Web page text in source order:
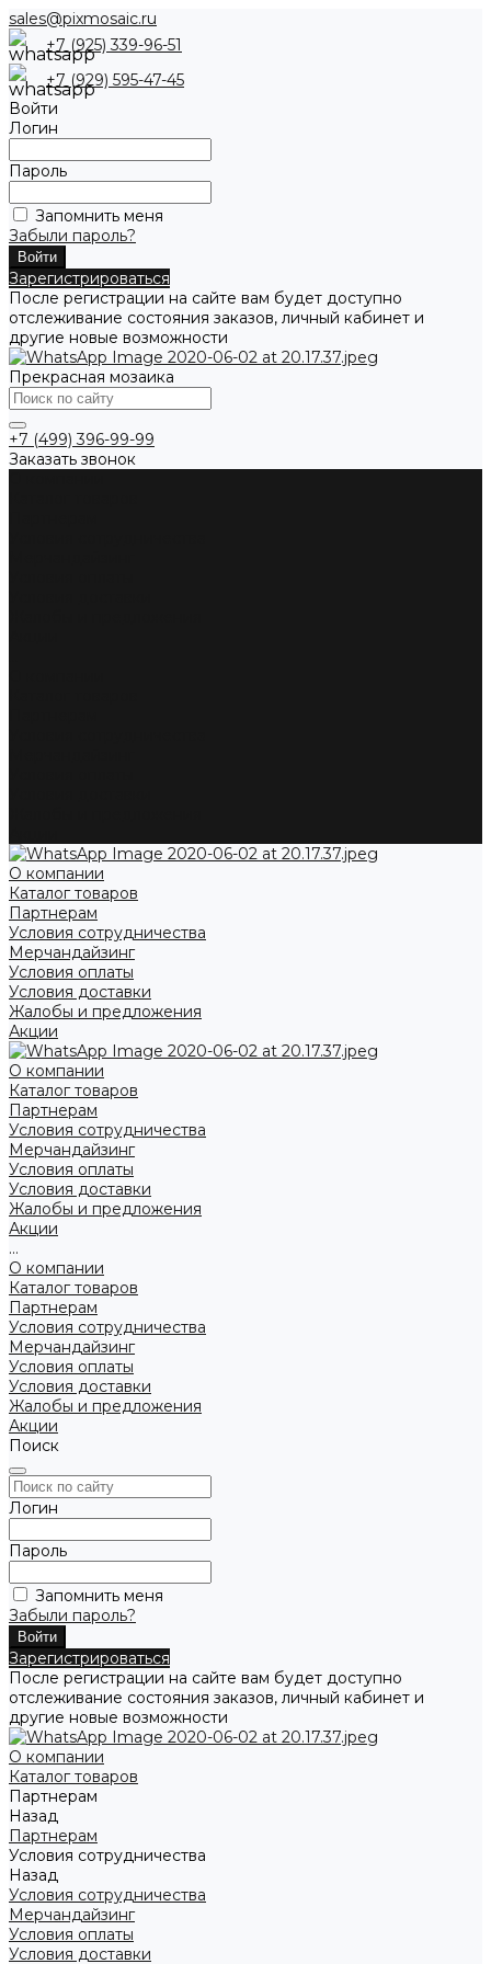
sales@pixmosaic.ru
+7 (925) 339-96-51
+7 (929) 595-47-45
Войти
Логин
Пароль
Запомнить меня
Забыли пароль?
Зарегистрироваться
После регистрации на сайте вам будет доступно
отслеживание состояния заказов, личный кабинет и
другие новые возможности
Прекрасная мозаика
+7 (499) 396-99-99
Заказать звонок
О компании
Каталог товаров
Партнерам
Условия сотрудничества
Мерчандайзинг
Условия оплаты
Условия доставки
Жалобы и предложения
Акции
О компании
Каталог товаров
Партнерам
Условия сотрудничества
Мерчандайзинг
Условия оплаты
Условия доставки
Жалобы и предложения
Акции
...
О компании
Каталог товаров
Партнерам
Условия сотрудничества
Мерчандайзинг
Условия оплаты
Условия доставки
Жалобы и предложения
Акции
Поиск
Логин
Пароль
Запомнить меня
Забыли пароль?
Зарегистрироваться
После регистрации на сайте вам будет доступно
отслеживание состояния заказов, личный кабинет и
другие новые возможности
О компании
Каталог товаров
Партнерам
Назад
Партнерам
Условия сотрудничества
Назад
Условия сотрудничества
Мерчандайзинг
Условия оплаты
Условия доставки